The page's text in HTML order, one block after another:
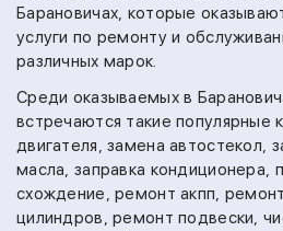
Барановичах, которые
услуги по ремонту и
различных марок.
Среди оказываемых в
встречаются такие популярные
двигателя,замена автостекол,
масла, заправка кондиционера,
схождение,ремонт акпп,
цилиндров,ремонт подвески,